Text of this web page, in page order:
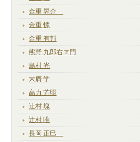
金重 晃介
金重 愫
金重 有邦
熊野 九郎右ヱ門
島村 光
末廣 学
高力 芳照
辻村 塊
辻村 唯
長岡 正巳